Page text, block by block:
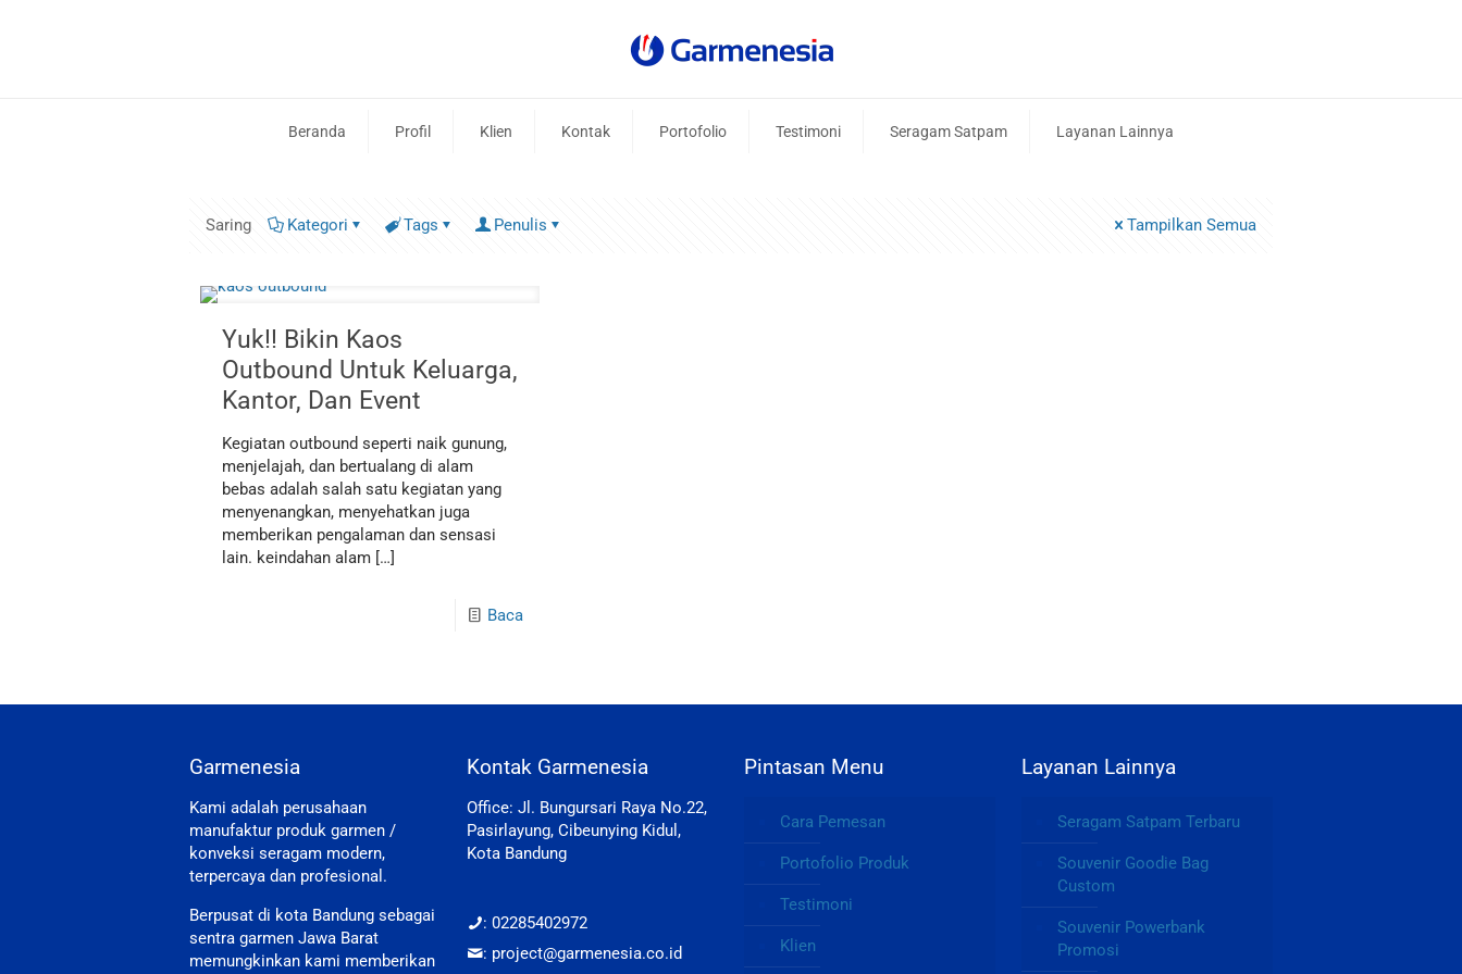
Beranda Profil Klien Kontak Portofolio Testimoni Seragam Satpam Layanan Lainnya
Saring Kategori Tags Penulis Tampilkan Semua
Yuk!! Bikin Kaos
Outbound Untuk Keluarga,
Kantor, Dan Event
Kegiatan outbound seperti naik gunung,
menjelajah, dan bertualang di alam
bebas adalah salah satu kegiatan yang
menyenangkan, menyehatkan juga
memberikan pengalaman dan sensasi
lain. keindahan alam[…]
Baca
Garmenesia
Kami adalah perusahaan
manufaktur produk garmen /
konveksi seragam modern,
terpercaya dan profesional.
Berpusat di kota Bandung sebagai
sentra garmen Jawa Barat
memungkinkan kami memberikan
Kontak Garmenesia
Office: Jl. Bungursari Raya No.22,
Pasirlayung, Cibeunying Kidul,
Kota Bandung
: 02285402972
: project@garmenesia.co.id
Pintasan Menu
Cara Pemesan
Portofolio Produk
Testimoni
Klien
Layanan Lainnya
Seragam Satpam Terbaru
Souvenir Goodie Bag
Custom
Souvenir Powerbank
Promosi